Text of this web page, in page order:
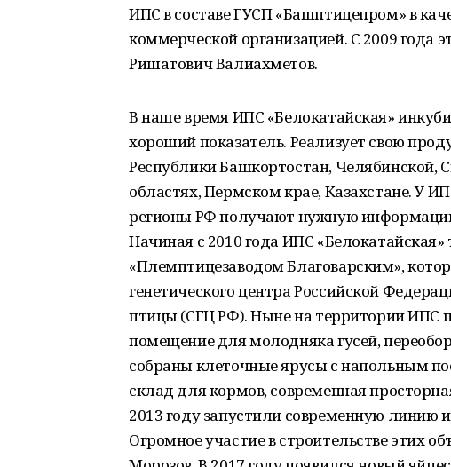
ИПС в составе ГУСП «Башптицепром» в
коммерческой организацией. С 2009 года
Ришатович Валиахметов.
В наше время ИПС «Белокатайская»
хороший показатель. Реализует свою
Республики Башкортостан, Челябинской,
областях, Пермском крае, Казахстане. У
регионы РФ получают нужную
Начиная с 2010 года ИПС «Белокатайская»
«Племптицезаводом Благоварским»,
генетического центра Российской
птицы (СГЦ РФ). Ныне на территории ИПС
помещение для молодняка гусей,
собраны клеточные ярусы с напольным
склад для кормов, современная
2013 году запустили современную линию
Огромное участие в строительстве этих